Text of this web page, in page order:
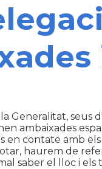
seus
ambaixades
contate amb
haurem de
saber el lloc i